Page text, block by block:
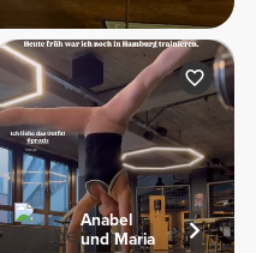
Anabel
und Maria